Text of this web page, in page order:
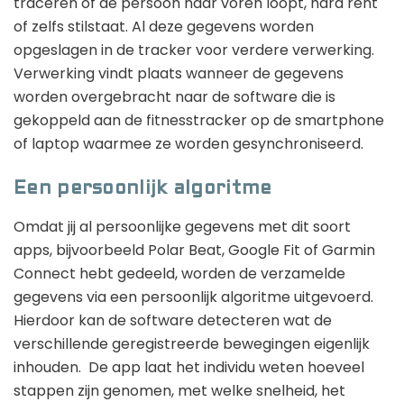
of zelfs stilstaat. Al deze gegevens worden
opgeslagen in de tracker voor verdere verwerking.
Verwerking vindt plaats wanneer de gegevens
worden overgebracht naar de software die is
gekoppeld aan de fitnesstracker op de smartphone
of laptop waarmee ze worden gesynchroniseerd.
Een persoonlijk algoritme
Omdat jij al persoonlijke gegevens met dit soort
apps, bijvoorbeeld Polar Beat, Google Fit of Garmin
Connect hebt gedeeld, worden de verzamelde
gegevens via een persoonlijk algoritme uitgevoerd.
Hierdoor kan de software detecteren wat de
verschillende geregistreerde bewegingen eigenlijk
inhouden. De app laat het individu weten hoeveel
stappen zijn genomen, met welke snelheid, het